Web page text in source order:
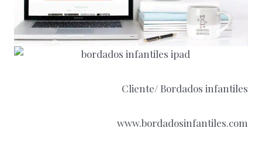
Cliente/ Bordados infantiles
www.bordadosinfantiles.com